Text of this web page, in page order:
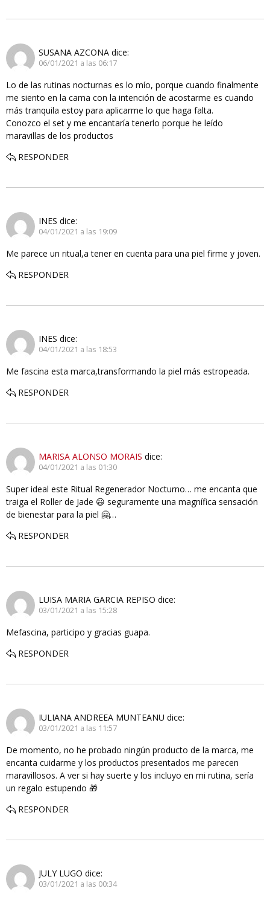
SUSANA AZCONA dice:
06/01/2021 a las 06:17
Lo de las rutinas nocturnas es lo mío, porque cuando finalmente
me siento en la cama con la intención de acostarme es cuando
más tranquila estoy para aplicarme lo que haga falta.
Conozco el set y me encantaría tenerlo porque he leído
maravillas de los productos
RESPONDER
INES dice:
04/01/2021 a las 19:09
Me parece un ritual,a tener en cuenta para una piel firme y joven.
RESPONDER
INES dice:
04/01/2021 a las 18:53
Me fascina esta marca,transformando la piel más estropeada.
RESPONDER
MARISA ALONSO MORAIS dice:
04/01/2021 a las 01:30
Super ideal este Ritual Regenerador Nocturno… me encanta que
traiga el Roller de Jade 😃 seguramente una magnífica sensación
de bienestar para la piel 🤗…
RESPONDER
LUISA MARIA GARCIA REPISO dice:
03/01/2021 a las 15:28
Mefascina, participo y gracias guapa.
RESPONDER
IULIANA ANDREEA MUNTEANU dice:
03/01/2021 a las 11:57
De momento, no he probado ningún producto de la marca, me
encanta cuidarme y los productos presentados me parecen
maravillosos. A ver si hay suerte y los incluyo en mi rutina, sería
un regalo estupendo 🎁
RESPONDER
JULY LUGO dice:
03/01/2021 a las 00:34